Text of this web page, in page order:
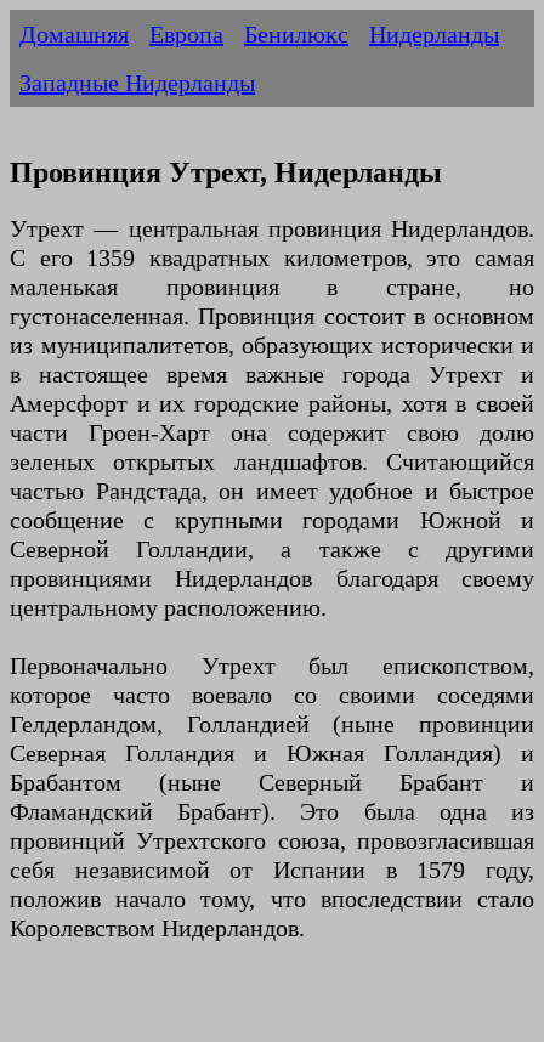
Домашняя Европа Бенилюкс
Нидерланды
Западные Нидерланды
Провинция Утрехт, Нидерланды
Утрехт — центральная провинция Нидерландов.
С его 1359 квадратных километров, это самая
маленькая провинция в стране, но
густонаселенная. Провинция состоит в основном
из муниципалитетов, образующих исторически и
в настоящее время важные города Утрехт и
Амерсфорт и их городские районы, хотя в своей
части Гроен-Харт она содержит свою долю
зеленых открытых ландшафтов. Считающийся
частью Рандстада, он имеет удобное и быстрое
сообщение с крупными городами Южной и
Северной Голландии, а также с другими
провинциями Нидерландов благодаря своему
центральному расположению.
Первоначально Утрехт был епископством,
которое часто воевало со своими соседями
Гелдерландом, Голландией (ныне провинции
Северная Голландия и Южная Голландия) и
Брабантом (ныне Северный Брабант и
Фламандский Брабант). Это была одна из
провинций Утрехтского союза, провозгласившая
себя независимой от Испании в 1579 году,
положив начало тому, что впоследствии стало
Королевством Нидерландов.